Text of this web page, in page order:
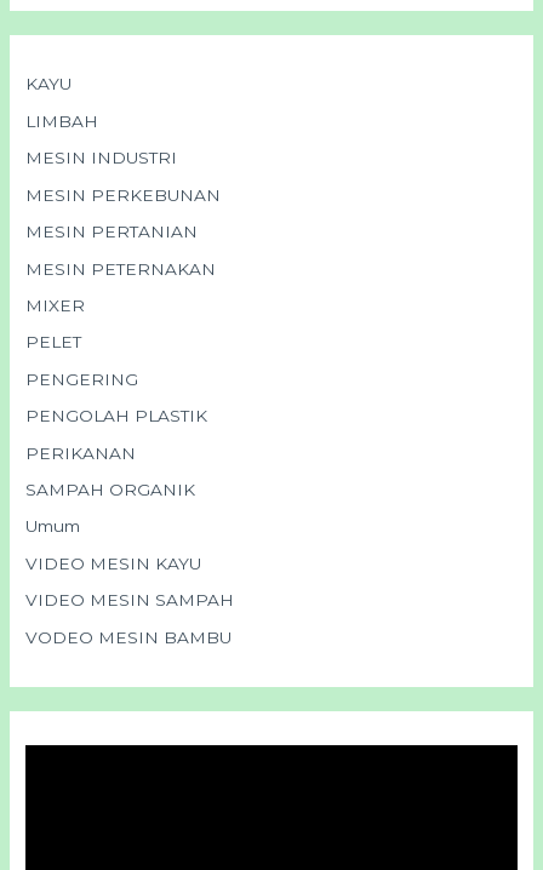
KAYU
LIMBAH
MESIN INDUSTRI
MESIN PERKEBUNAN
MESIN PERTANIAN
MESIN PETERNAKAN
MIXER
PELET
PENGERING
PENGOLAH PLASTIK
PERIKANAN
SAMPAH ORGANIK
Umum
VIDEO MESIN KAYU
VIDEO MESIN SAMPAH
VODEO MESIN BAMBU